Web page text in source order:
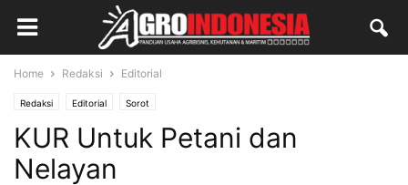
Home Redaksi Editorial
Redaksi Editorial Sorot
KUR Untuk Petani dan
Nelayan